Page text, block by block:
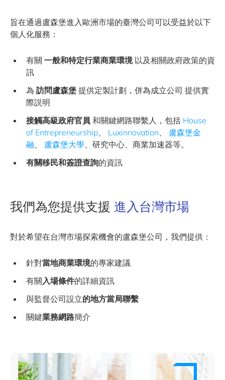
旨在通過盧森堡進入歐洲市場的臺灣公司可以受益於以下
個人化服務：
有關 一般和特定行業商業環境以及相關政府政策的資
訊
為 訪問盧森堡 提供定製計劃，併為成立公司 提供實
際説明
接觸高級政府官員 和關鍵網路聯繫人，包括 House
of Entrepreneurship、 Luxinnovation、 盧森堡金
融、 盧森堡大學、研究中心、商業加速器等。
有關移民和簽證查詢的資訊
我們為您提供支援 進入台灣市場
對於希望在台灣市場探索機會的盧森堡公司，我們提供：
針對當地商業環境的專家建議
有關入場條件的詳細資訊
與監督公司設立的地方當局聯繫
關鍵業務網路簡介